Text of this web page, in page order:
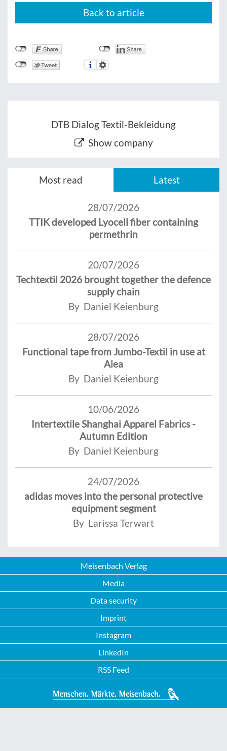
Back to article
DTB Dialog Textil-Bekleidung
Show company
Most read Latest
28/07/2026
TTIK developed Lyocell fiber containing
permethrin
20/07/2026
Techtextil 2026 brought together the defence
supply chain
By Daniel Keienburg
28/07/2026
Functional tape from Jumbo-Textil in use at
Alea
By Daniel Keienburg
10/06/2026
Intertextile Shanghai Apparel Fabrics -
Autumn Edition
By Daniel Keienburg
24/07/2026
adidas moves into the personal protective
equipment segment
By Larissa Terwart
Meisenbach Verlag
Media
Data security
Imprint
Instagram
LinkedIn
RSS Feed